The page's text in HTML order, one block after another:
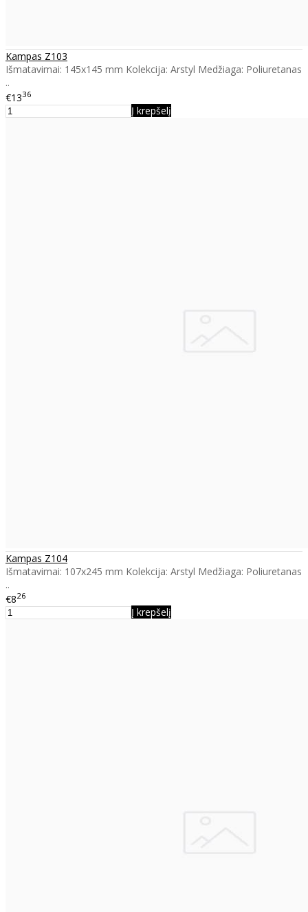
Kampas Z103
Išmatavimai: 145x145 mm Kolekcija: Arstyl Medžiaga: Poliuretanas
..
€1336
Į krepšelį
Kampas Z104
Išmatavimai: 107x245 mm Kolekcija: Arstyl Medžiaga: Poliuretanas
..
€826
Į krepšelį